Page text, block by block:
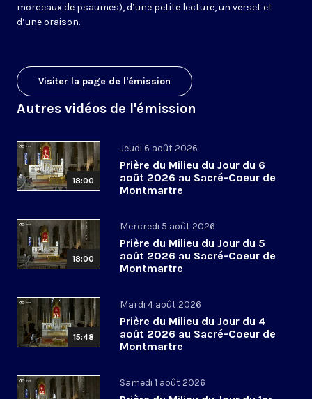
morceaux de psaumes), d’une petite lecture, un verset et
d’une oraison.
Visiter la page de l'émission
Autres vidéos de l'émission
18:00
Jeudi 6 août 2026
Prière du Milieu du Jour du 6
août 2026 au Sacré-Coeur de
Montmartre
18:00
Mercredi 5 août 2026
Prière du Milieu du Jour du 5
août 2026 au Sacré-Coeur de
Montmartre
15:48
Mardi 4 août 2026
Prière du Milieu du Jour du 4
août 2026 au Sacré-Coeur de
Montmartre
Samedi 1 août 2026